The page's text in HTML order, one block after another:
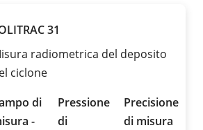
31
radiometrica del deposito
ciclone
di
-
Pressione
di
Precisione
di misura